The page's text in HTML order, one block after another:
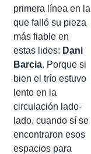
primera línea en la
que falló su pieza
más fiable en
estas lides: Dani
Barcia. Porque si
bien el trío estuvo
lento en la
circulación lado-
lado, cuando sí se
encontraron esos
espacios para